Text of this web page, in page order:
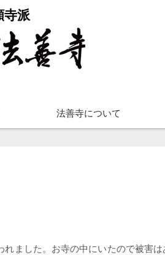
寺派
法善寺について
ました。お寺の中にいたので被害は